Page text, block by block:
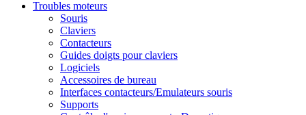
Troubles moteurs
Souris
Claviers
Contacteurs
Guides doigts pour claviers
Logiciels
Accessoires de bureau
Interfaces contacteurs/Emulateurs souris
Supports